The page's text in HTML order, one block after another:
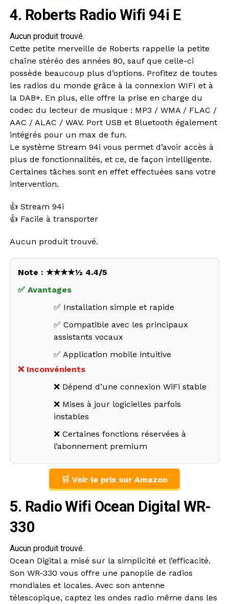
4. Roberts Radio Wifi 94i E
Aucun produit trouvé.
Cette petite merveille de Roberts rappelle la petite
chaîne stéréo des années 80, sauf que celle-ci
possède beaucoup plus d’options. Profitez de toutes
les radios du monde grâce à la connexion WIFI et à
la DAB+. En plus, elle offre la prise en charge du
codec du lecteur de musique : MP3 / WMA / FLAC /
AAC / ALAC / WAV. Port USB et Bluetooth également
intégrés pour un max de fun.
Le système Stream 94i vous permet d’avoir accès à
plus de fonctionnalités, et ce, de façon intelligente.
Certaines tâches sont en effet effectuées sans votre
intervention.
👍 Stream 94i
👍 Facile à transporter
Aucun produit trouvé.
Note : ★★★★½ 4.4/5
✅ Avantages
✅ Installation simple et rapide
✅ Compatible avec les principaux
assistants vocaux
✅ Application mobile intuitive
❌ Inconvénients
❌ Dépend d’une connexion WiFi stable
❌ Mises à jour logicielles parfois
instables
❌ Certaines fonctions réservées à
l’abonnement premium
🛒 Voir le prix sur Amazon
5. Radio Wifi Ocean Digital WR-
330
Aucun produit trouvé.
Ocean Digital a misé sur la simplicité et l’efficacité.
Son WR-330 vous offre une panoplie de radios
mondiales et locales. Avec son antenne
télescopique, captez les ondes radio même dans les